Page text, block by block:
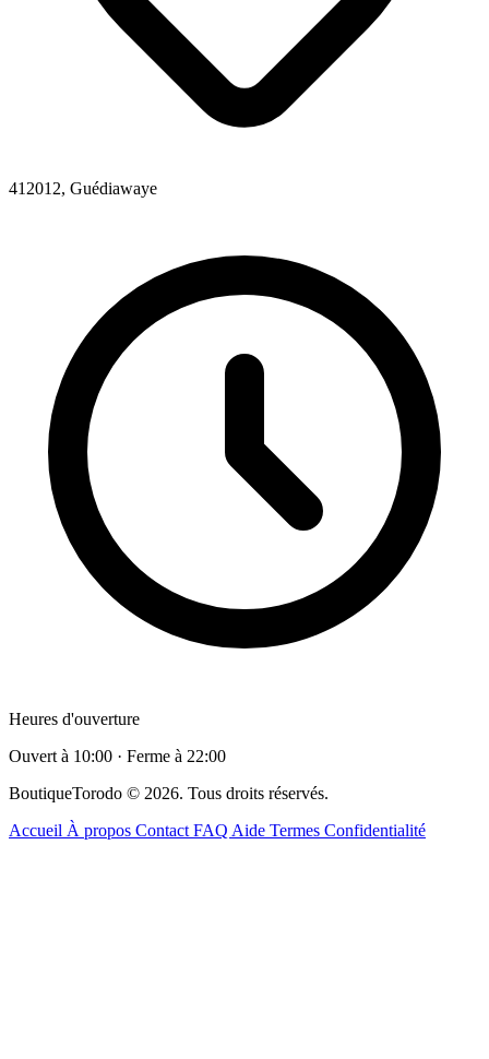
412012, Guédiawaye
Heures d'ouverture
Ouvert à 10:00 · Ferme à 22:00
BoutiqueTorodo © 2026. Tous droits réservés.
Accueil À propos Contact FAQ Aide Termes Confidentialité